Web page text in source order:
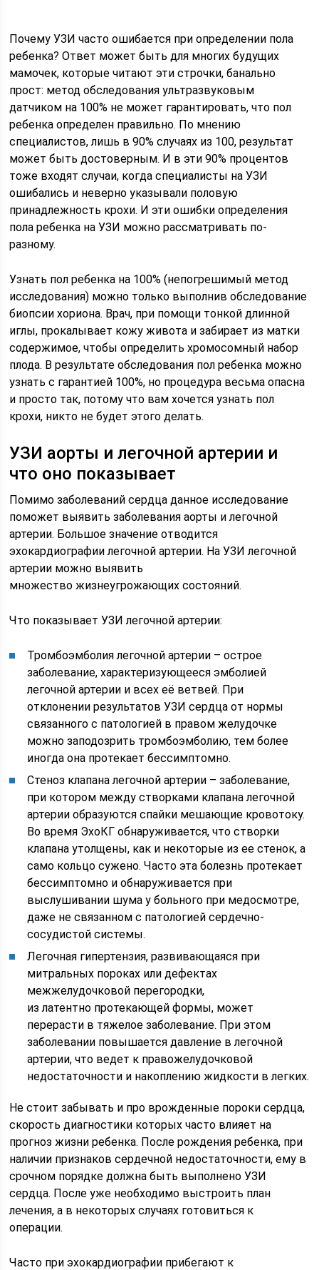
Почему УЗИ часто ошибается при определении пола
ребенка? Ответ может быть для многих будущих
мамочек, которые читают эти строчки, банально
прост: метод обследования ультразвуковым
датчиком на 100% не может гарантировать, что пол
ребенка определен правильно. По мнению
специалистов, лишь в 90% случаях из 100, результат
может быть достоверным. И в эти 90% процентов
тоже входят случаи, когда специалисты на УЗИ
ошибались и неверно указывали половую
принадлежность крохи. И эти ошибки определения
пола ребенка на УЗИ можно рассматривать по-
разному.
Узнать пол ребенка на 100% (непогрешимый метод
исследования) можно только выполнив обследование
биопсии хориона. Врач, при помощи тонкой длинной
иглы, прокалывает кожу живота и забирает из матки
содержимое, чтобы определить хромосомный набор
плода. В результате обследования пол ребенка можно
узнать с гарантией 100%, но процедура весьма опасна
и просто так, потому что вам хочется узнать пол
крохи, никто не будет этого делать.
УЗИ аорты и легочной артерии и
что оно показывает
Помимо заболеваний сердца данное исследование
поможет выявить заболевания аорты и легочной
артерии. Большое значение отводится
эхокардиографии легочной артерии. На УЗИ легочной
артерии можно выявить
множество жизнеугрожающих состояний.
Что показывает УЗИ легочной артерии:
Тромбоэмболия легочной артерии – острое
заболевание, характеризующееся эмболией
легочной артерии и всех её ветвей. При
отклонении результатов УЗИ сердца от нормы
связанного с патологией в правом желудочке
можно заподозрить тромбоэмболию, тем более
иногда она протекает бессимптомно.
Стеноз клапана легочной артерии – заболевание,
при котором между створками клапана легочной
артерии образуются спайки мешающие кровотоку.
Во время ЭхоКГ обнаруживается, что створки
клапана утолщены, как и некоторые из ее стенок, а
само кольцо сужено. Часто эта болезнь протекает
бессимптомно и обнаруживается при
выслушивании шума у больного при медосмотре,
даже не связанном с патологией сердечно-
сосудистой системы.
Легочная гипертензия, развивающаяся при
митральных пороках или дефектах
межжелудочковой перегородки,
из латентно протекающей формы, может
перерасти в тяжелое заболевание. При этом
заболевании повышается давление в легочной
артерии, что ведет к правожелудочковой
недостаточности и накоплению жидкости в легких.
Не стоит забывать и про врожденные пороки сердца,
скорость диагностики которых часто влияет на
прогноз жизни ребенка. После рождения ребенка, при
наличии признаков сердечной недостаточности, ему в
срочном порядке должна быть выполнено УЗИ
сердца. После уже необходимо выстроить план
лечения, а в некоторых случаях готовиться к
операции.
Часто при эхокардиографии прибегают к